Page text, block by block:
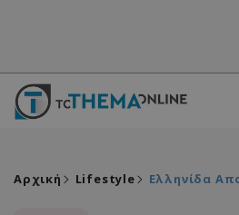
Αρχική Lifestyle Ελληνίδα